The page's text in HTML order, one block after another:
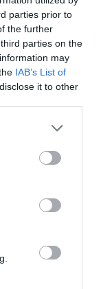
parties prior to
the further
parties on the
may
IAB’s List of
it to other
more Google
may click to
party tags to
below Google
Άμεσα
Η
σε αγροτοδ...